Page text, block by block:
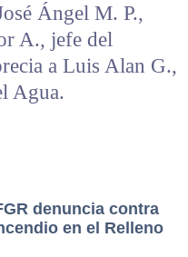
Ángel M. P.,
A., jefe del
a Luis Alan G.,
Agua.
denuncia contra
en el Relleno